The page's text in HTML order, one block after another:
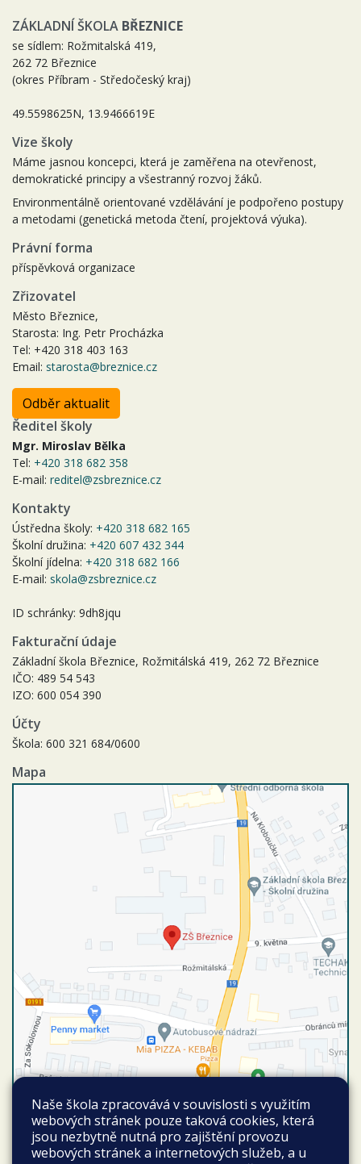
ZÁKLADNÍ ŠKOLA BŘEZNICE
se sídlem: Rožmitalská 419,
262 72 Březnice
(okres Příbram - Středočeský kraj)
49.5598625N, 13.9466619E
Vize školy
Máme jasnou koncepci, která je zaměřena na otevřenost,
demokratické principy a všestranný rozvoj žáků.
Environmentálně orientované vzdělávání je podpořeno postupy
a metodami (genetická metoda čtení, projektová výuka).
Právní forma
příspěvková organizace
Zřizovatel
Město Březnice,
Starosta: Ing. Petr Procházka
Tel: +420 318 403 163
Email: starosta@breznice.cz
Odběr aktualit
Ředitel školy
Mgr. Miroslav Bělka
Tel: +420 318 682 358
E-mail: reditel@zsbreznice.cz
Kontakty
Ústředna školy: +420 318 682 165
Školní družina: +420 607 432 344
Školní jídelna: +420 318 682 166
E-mail: skola@zsbreznice.cz
ID schránky: 9dh8jqu
Fakturační údaje
Základní škola Březnice, Rožmitálská 419, 262 72 Březnice
IČO: 489 54 543
IZO: 600 054 390
Účty
Škola: 600 321 684/0600
Mapa
Autobusové spojení
Březnice autobusová stanice
Vyhledat spojení
Naše škola zpracovává v souvislosti s využitím
webových stránek pouze taková cookies, která
jsou nezbytně nutná pro zajištění provozu
webových stránek a internetových služeb, a u